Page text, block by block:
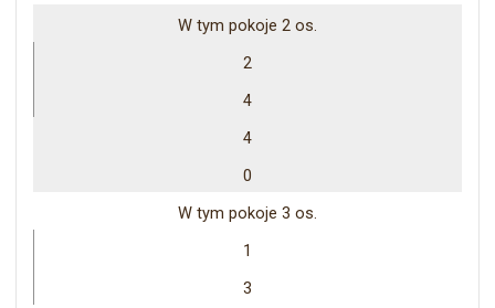
W tym pokoje 2 os.
2
4
4
0
W tym pokoje 3 os.
1
3